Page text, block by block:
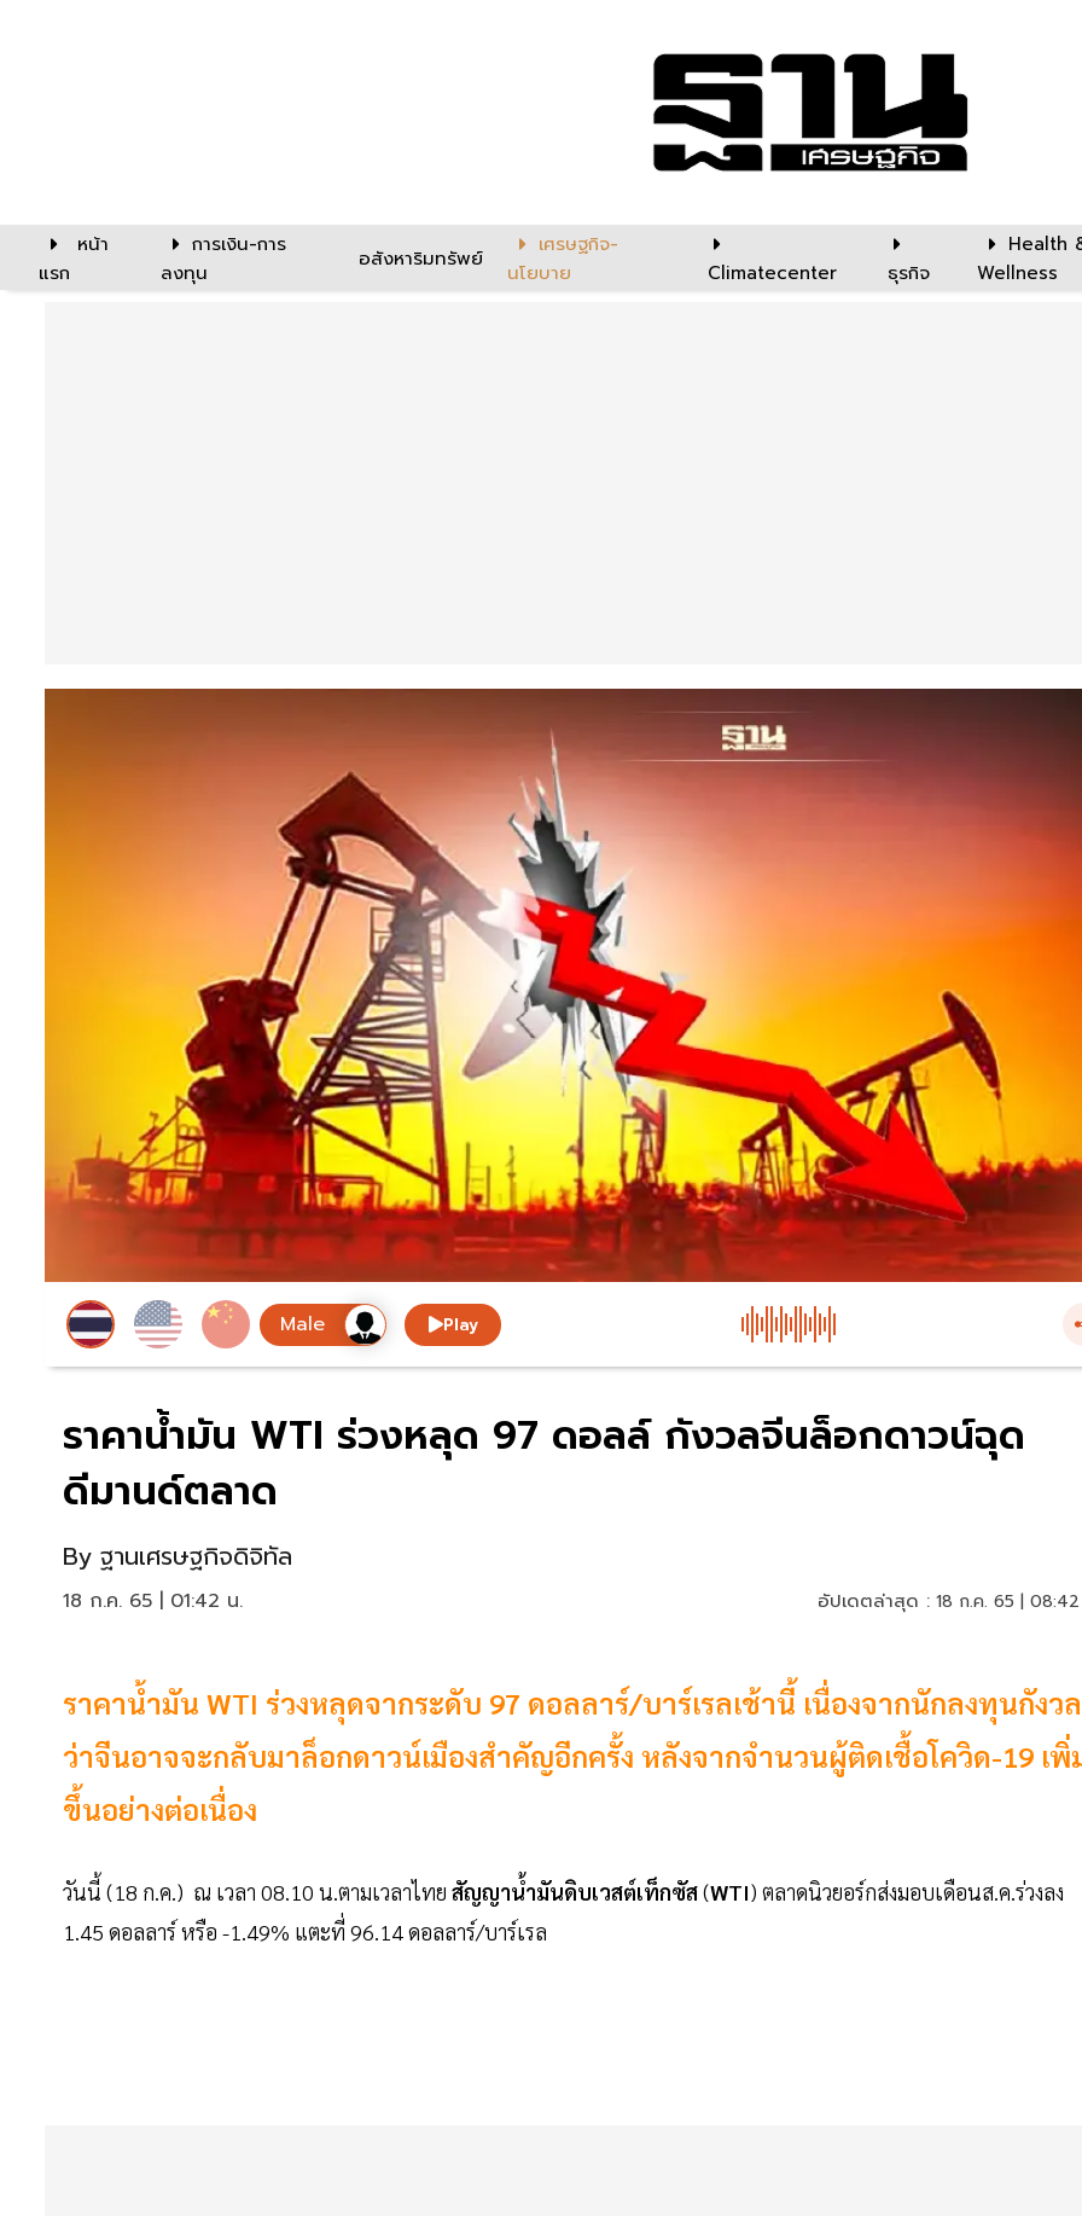
หน้า
แรก
การเงิน-การ
ลงทุน
อสังหาริมทรัพย์
เศรษฐกิจ-
นโยบาย
Climatecenter ธุรกิจ
Health
Wellness
Play
ราคาน้ำมัน WTI ร่วงหลุด 97 ดอลล์ กังวลจีนล็อกดาวน์ฉุด
ดีมานด์ตลาด
By ฐานเศรษฐกิจดิจิทัล
18 ก.ค. 65 | 01:42 น. อัปเดตล่าสุด : 18 ก.ค. 65 |
ราคาน้ำมัน WTI ร่วงหลุดจากระดับ 97 ดอลลาร์/บาร์เรลเช้านี้ เนื่องจากนักลงทุนกังวล
ว่าจีนอาจจะกลับมาล็อกดาวน์เมืองสำคัญอีกครั้ง หลังจากจำนวนผู้ติดเชื้อโควิด-19 เพิ่
ขึ้นอย่างต่อเนื่อง
วันนี้ (18 ก.ค.) ณ เวลา 08.10 น.ตามเวลาไทย สัญญาน้ำมันดิบเวสต์เท็กซัส(WTI) ตลาดนิวยอร์กส่งมอบเดือนส.ค.ร่วงลง
1.45 ดอลลาร์ หรือ -1.49% แตะที่ 96.14 ดอลลาร์/บาร์เรล